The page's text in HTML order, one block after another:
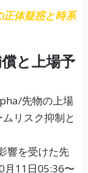
体疑惑と時系
と上場予
先物の上場
リスク抑制と
響を受けた先
月11日05:36〜